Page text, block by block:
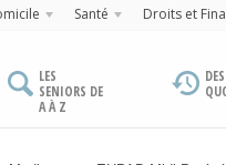
Santé Droits et
LES
SENIORS DE
A À Z